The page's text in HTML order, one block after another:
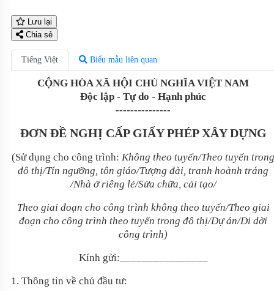
Lưu lại
Chia sẻ
Tiếng Việt Biểu mẫu liên quan
CỘNG HÒA XÃ HỘI CHỦ NGHĨA VIỆT NAM
Độc lập - Tự do - Hạnh phúc
---------------
ĐƠN ĐỀ NGHỊ CẤP GIẤY PHÉP XÂY DỰNG
(Sử dụng cho công trình: Không theo tuyến/Theo tuyến trong
đô thị/Tín ngưỡng, tôn giáo/Tượng đài, tranh hoành tráng
/Nhà ở riêng lẻ/Sửa chữa, cải tạo/
Theo giai đoạn cho công trình không theo tuyến/Theo giai
đoạn cho công trình theo tuyến trong đô thị/Dự án/Di dời
công trình)
Kính gửi:
1. Thông tin về chủ đầu tư: